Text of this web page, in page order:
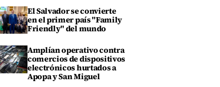
El Salvador se convierte
en el primer país "Family
Friendly" del mundo
Amplían operativo contra
comercios de dispositivos
electrónicos hurtados a
Apopa y San Miguel